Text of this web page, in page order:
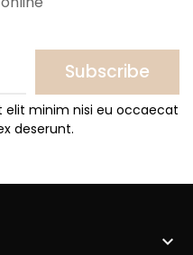
Subscribe
elit minim nisi eu occaecat
deserunt.
